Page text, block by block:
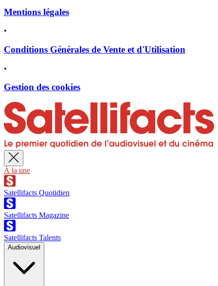
Mentions légales
•
Conditions Générales de Vente et d'Utilisation
•
Gestion des cookies
À la une
Satellifacts Quotidien
Satellifacts Magazine
Satellifacts Talents
Audiovisuel